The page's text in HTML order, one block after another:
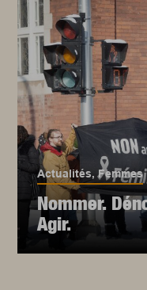
Actualités,Femmes
Nommer.
Agir.